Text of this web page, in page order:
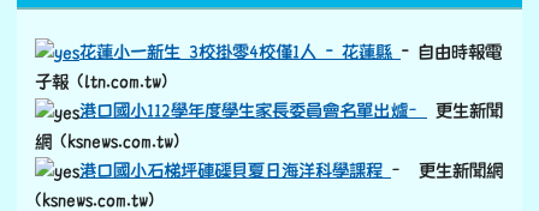
花蓮小一新生 3校掛零4校僅1人 - 花蓮縣 - 自由時報電
子報 (ltn.com.tw)
港口國小112學年度學生家長委員會名單出爐–
更生新聞
網 (ksnews.com.tw)
港口國小石梯坪硨磲貝夏日海洋科學課程 – 更生新聞網
(ksnews.com.tw)